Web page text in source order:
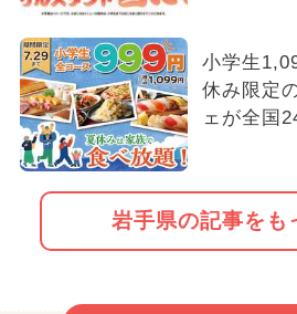
小学生
休み限定
ェが全国
岩手県の記事をも